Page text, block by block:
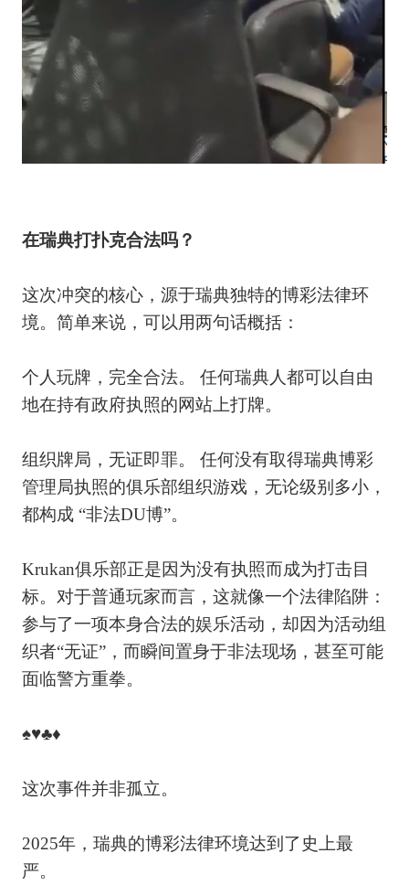
在瑞典打扑克合法吗？
这次冲突的核心，源于瑞典独特的博彩法律环
境。简单来说，可以用两句话概括：
个人玩牌，完全合法。 任何瑞典人都可以自由
地在持有政府执照的网站上打牌。
组织牌局，无证即罪。 任何没有取得瑞典博彩
管理局执照的俱乐部组织游戏，无论级别多小，
都构成 “非法DU博”。
Krukan俱乐部正是因为没有执照而成为打击目
标。对于普通玩家而言，这就像一个法律陷阱：
参与了一项本身合法的娱乐活动，却因为活动组
织者“无证”，而瞬间置身于非法现场，甚至可能
面临警方重拳。
♠♥♣♦
这次事件并非孤立。
2025年，瑞典的博彩法律环境达到了史上最
严。